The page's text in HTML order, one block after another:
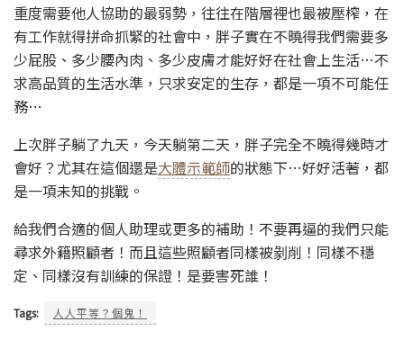
重度需要他人協助的最弱勢，往往在階層裡也最被壓榨，在
有工作就得拼命抓緊的社會中，胖子實在不曉得我們需要多
少屁股、多少腰內肉、多少皮膚才能好好在社會上生活…不
求高品質的生活水準，只求安定的生存，都是一項不可能任
務…
上次胖子躺了九天，今天躺第二天，胖子完全不曉得幾時才
會好？尤其在這個還是大體示範師的狀態下…好好活著，都
是一項未知的挑戰。
給我們合適的個人助理或更多的補助！不要再逼的我們只能
尋求外籍照顧者！而且這些照顧者同樣被剶削！同樣不穩
定、同樣沒有訓練的保證！是要害死誰！
Tags: 人人平等？個鬼！